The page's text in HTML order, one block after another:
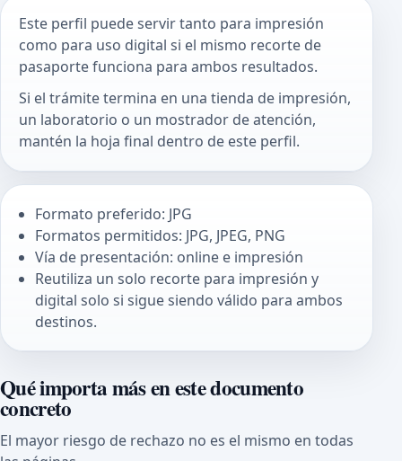
Este perfil puede servir tanto para impresión
como para uso digital si el mismo recorte de
pasaporte funciona para ambos resultados.
Si el trámite termina en una tienda de impresión,
un laboratorio o un mostrador de atención,
mantén la hoja final dentro de este perfil.
Formato preferido: JPG
Formatos permitidos: JPG, JPEG, PNG
Vía de presentación: online e impresión
Reutiliza un solo recorte para impresión y
digital solo si sigue siendo válido para ambos
destinos.
Qué importa más en este documento
concreto
El mayor riesgo de rechazo no es el mismo en todas